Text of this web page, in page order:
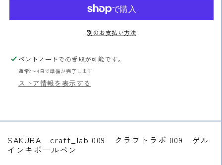
イ
ペ
数
量
を
イ
ー
ペ
数
量
を
別のお支払い方法
ペントノートでの受取が可能です。
通常2〜4日で準備が完了します
ストア情報を表示する
SAKURA craft_lab 009 クラフトラボ 009 ゲル
インキボールペン